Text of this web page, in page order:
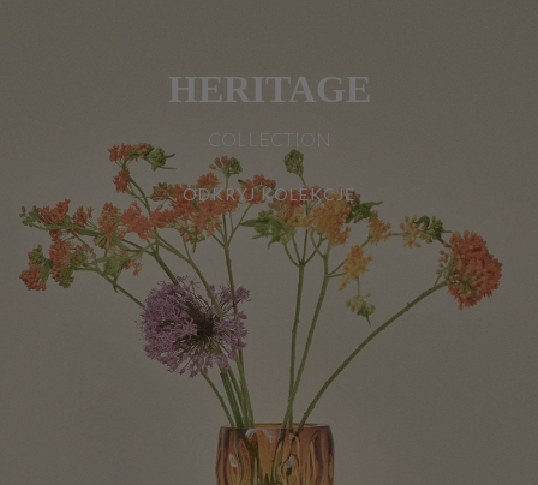
HERITAGE
COLLECTION
ODKRYJ KOLEKCJĘ